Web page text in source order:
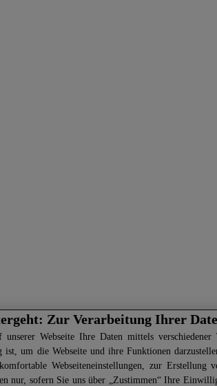
Zur Verarbeitung Ihrer
unserer Webseite Ihre Daten mittels
ist, um die Webseite und ihre Funktionen
Webseiteneinstellungen, zur Erstellung
nur, sofern Sie uns über „Zustimmen“ Ihre